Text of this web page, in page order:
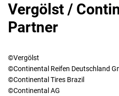
Vergölst /
Partner
©Vergölst
©Continental Reifen Deutschland
©Continental Tires Brazil
©Continental AG